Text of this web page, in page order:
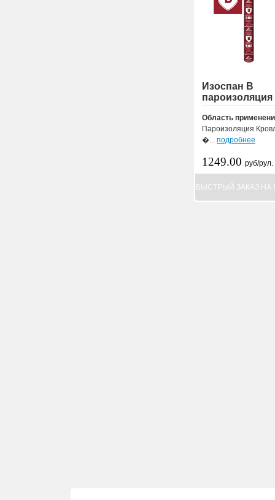
Изоспан В
пароизоляция
Область
Пароизоляция
�... подробнее
1249.00 руб/рул.
БЫСТРЫЙ ЗАКАЗ НА